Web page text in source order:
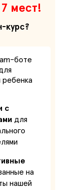
мест!
боте
ребенка
с
для
на
нашей
курс?